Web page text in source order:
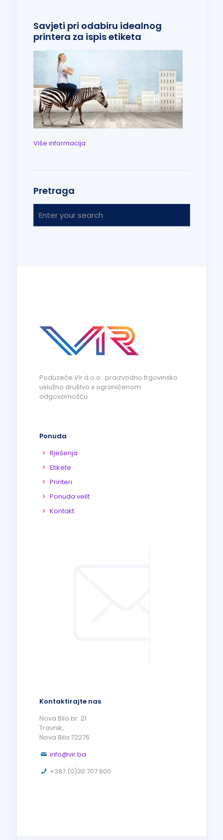
Savjeti pri odabiru idealnog
printera za ispis etiketa
Više informacija
Pretraga
Poduzeće Vir d.o.o. proizvodno trgovinsko
uslužno društvo s ograničenom
odgovornošću
Ponuda
Rješenja
Etikete
Printeri
Ponuda velit
Kontakt
Kontaktirajte nas
Nova Bila br. 21
Travnik,
Nova Bila 72276
info@vir.ba
+387 (0)30 707 800